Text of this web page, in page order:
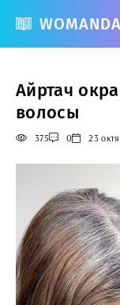
Айртач
волосы
375 0 23